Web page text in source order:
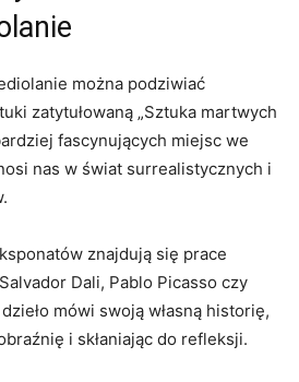
można podziwiać
zatytułowaną⁣ „Sztuka martwych
fascynujących miejsc we
nas w świat surrealistycznych i‍
znajdują⁤ się⁤ prace
⁤Dali, Pablo Picasso czy
mówi swoją⁢ własną historię,
i skłaniając do‌ refleksji.